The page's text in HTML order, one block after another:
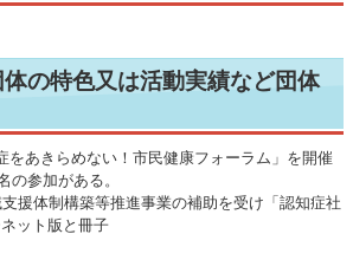
体の特色又は活動実績など団体
をあきらめない！市民健康フォーラム」を開催
の参加がある。
援体制構築等推進事業の補助を受け「認知症社
ット版と冊子